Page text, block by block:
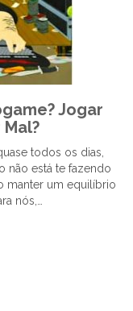
Jogar
todos os dias,
não está te fazendo
manter um equilíbrio
nós,…